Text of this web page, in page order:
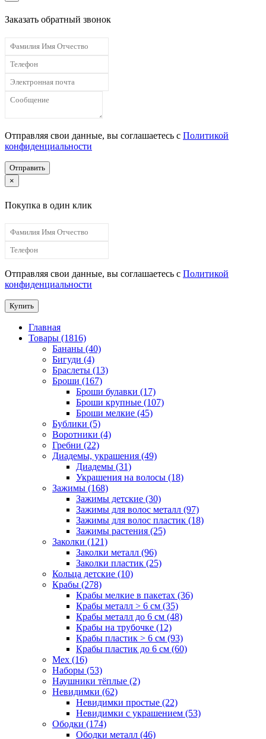
Заказать обратный звонок
Отправляя свои данные, вы соглашаетесь с Политикой
конфиденциальности
Отправить
×
Покупка в один клик
Отправляя свои данные, вы соглашаетесь с Политикой
конфиденциальности
Купить
Главная
Товары (1816)
Бананы (40)
Бигуди (4)
Браслеты (13)
Броши (167)
Броши булавки (17)
Броши крупные (107)
Броши мелкие (45)
Бублики (5)
Воротники (4)
Гребни (22)
Диадемы, украшения (49)
Диадемы (31)
Украшения на волосы (18)
Зажимы (168)
Зажимы детские (30)
Зажимы для волос металл (97)
Зажимы для волос пластик (18)
Зажимы растения (25)
Заколки (121)
Заколки металл (96)
Заколки пластик (25)
Кольца детские (10)
Крабы (278)
Крабы мелкие в пакетах (36)
Крабы металл > 6 см (35)
Крабы металл до 6 см (48)
Крабы на трубочке (12)
Крабы пластик > 6 см (93)
Крабы пластик до 6 см (60)
Мех (16)
Наборы (53)
Наушники тёплые (2)
Невидимки (62)
Невидимки простые (22)
Невидимки с украшением (53)
Ободки (174)
Ободки металл (46)